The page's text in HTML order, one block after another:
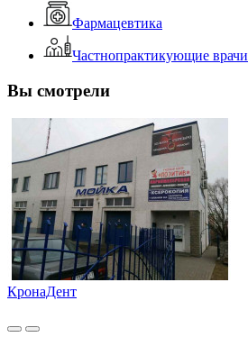
Фармацевтика
Частнопрактикующие врачи
Вы смотрели
КронаДент